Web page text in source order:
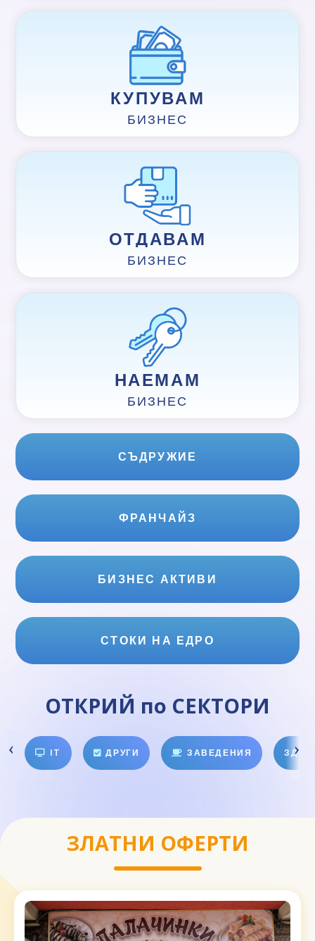
КУПУВАМ
БИЗНЕС
ОТДАВАМ
БИЗНЕС
НАЕМАМ
БИЗНЕС
СЪДРУЖИЕ
ФРАНЧАЙЗ
БИЗНЕС АКТИВИ
СТОКИ НА ЕДРО
ОТКРИЙ по СЕКТОРИ
IT ДРУГИ ЗАВЕДЕНИЯ
ЗЛАТНИ ОФЕРТИ